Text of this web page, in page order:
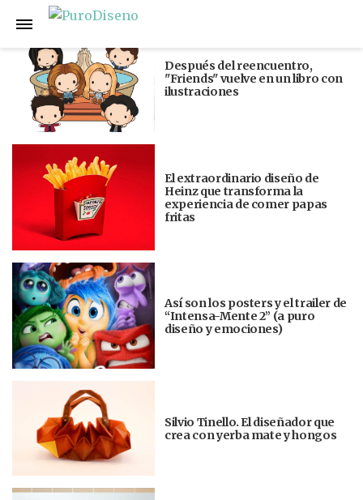
Anterior
Después del reencuentro,
"Friends" vuelve en un libro con
ilustraciones
El extraordinario diseño de
Heinz que transforma la
experiencia de comer papas
fritas
Así son los posters y el trailer de
“Intensa-Mente 2” (a puro
diseño y emociones)
Silvio Tinello. El diseñador que
crea con yerba mate y hongos
Siguiente